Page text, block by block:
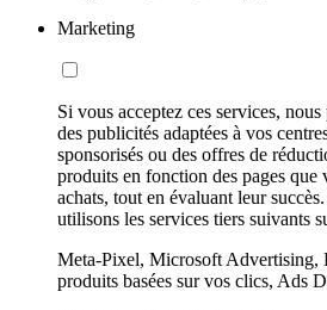
Marketing
Si vous acceptez ces services,
des publicités adaptées à vos
sponsorisés ou des offres de
produits en fonction des pages que
achats, tout en évaluant leur
utilisons les services tiers suivants
Meta-Pixel, Microsoft Advertising,
produits basées sur vos clics, Ads